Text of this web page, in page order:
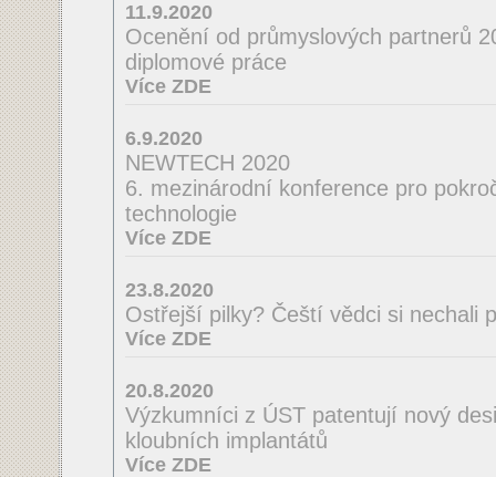
11.9.2020
Ocenění od průmyslových partnerů
diplomové práce
Více ZDE
6.9.2020
NEWTECH 2020
6. mezinárodní konference pro
technologie
Více ZDE
23.8.2020
Ostřejší pilky? Čeští vědci si nechali
Více ZDE
20.8.2020
Výzkumníci z ÚST patentují nový
kloubních implantátů
Více ZDE